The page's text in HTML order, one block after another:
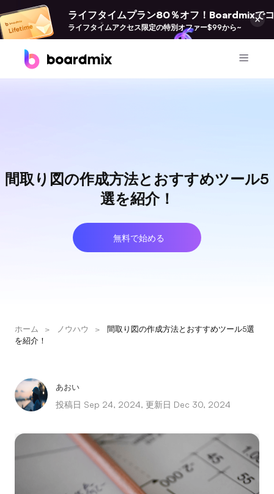
ライフタイムプラン80％オフ！Boardmixで
ライフタイムアクセス限定の特別オファー$99から~
Boardmix開発者プラットフォーム
Presenti AI
マインドマップ
ER図
SMART目標設定
間取り図の作成方法とおすすめツール5
選を紹介！
無料で始める
ホーム > ノウハウ >
間取り図の作成方法とおすすめツール5選
を紹介！
あおい
投稿日 Sep 24, 2024, 更新日 Dec 30, 2024